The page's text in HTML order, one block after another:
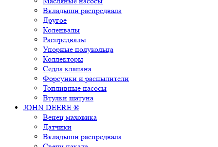
Вкладыши распредвала
Другое
Коленвалы
Распредвалы
Упорные полукольца
Коллекторы
Седла клапана
Форсунки и распылители
Топливные насосы
Втулки шатуна
JOHN DEERE ®
Венец маховика
Датчики
Вкладыши распредвала